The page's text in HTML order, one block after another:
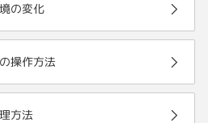
の変化
操作方法
方法